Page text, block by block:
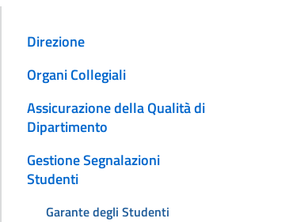
Direzione
Organi Collegiali
Assicurazione della Qualità di
Dipartimento
Gestione Segnalazioni
Studenti
Garante degli Studenti